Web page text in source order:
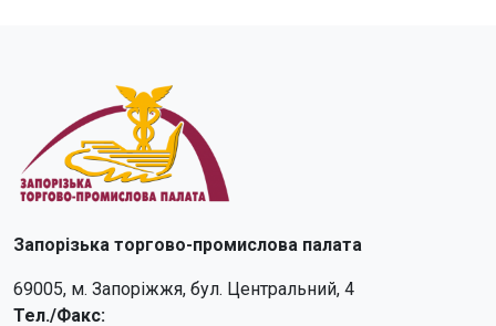
Запорізька торгово-промислова палата
69005, м. Запоріжжя, бул. Центральний, 4
Тел./Факс: